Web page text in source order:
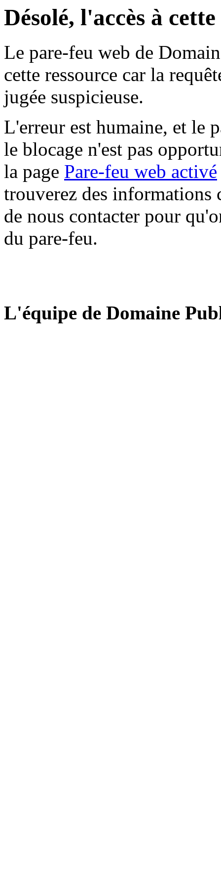
Désolé, l'accès à
Le pare-feu web de
cette ressource car la
jugée suspicieuse.
L'erreur est humaine, et le
le blocage n'est pas
la page Pare-feu web activé
trouverez des informations
de nous contacter pour
du pare-feu.
L'équipe de Domaine